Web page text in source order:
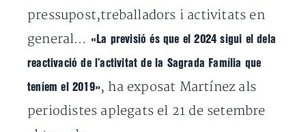
pressupost,treballadors i activitats en
general… «La previsió és que el 2024 sigui el dela
reactivació de l’activitat de la Sagrada Família que
teníem el 2019», ha exposat Martínez als
periodistes aplegats el 21 de setembre